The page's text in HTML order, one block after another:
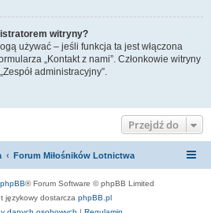
witryny?
używać – jeśli funkcja ta jest włączona
„Kontakt z nami”. Członkowie witryny
administracyjny”.
Przejdź do
Forum Miłośników Lotnictwa
phpBB® Forum Software © phpBB Limited
językowy dostarcza phpBB.pl